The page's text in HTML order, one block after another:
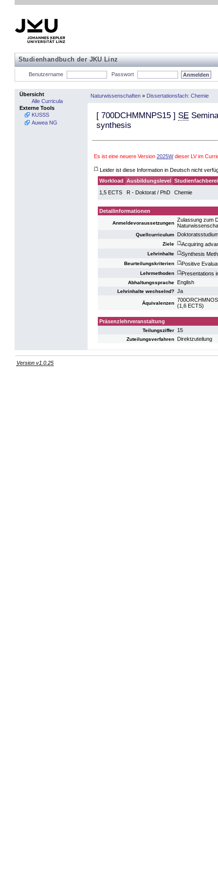
Studienhandbuch der JKU Linz
Benutzername Passwort
Übersicht
Alle Curricula
Externe Tools
KUSSS
Auwea NG
Naturwissenschaften » Dissertationsfach: Chemie
[ 700DCHMMNPS15 ] SE
synthesis
Es ist eine neuere Version 2025Wdieser LV im
(*) Leider ist diese Information in Deutsch nicht
Workload Ausbildungslevel
1,5 ECTS
R - Doktorat / PhD Chemie
Detailinformationen
Anmeldevoraussetzungen
Zulassung zum
Quellcurriculum
Ziele (*)Acquiring
Lehrinhalte (*)Synthesis
Beurteilungskriterien (*)Positive
Lehrmethoden (*)Presentations
Abhaltungssprache English
Lehrinhalte wechselnd? Ja
Äquivalenzen (1,6 ECTS)
Präsenzlehrveranstaltung
Teilungsziffer 15
Zuteilungsverfahren Direktzuteilung
Version v1.0.25